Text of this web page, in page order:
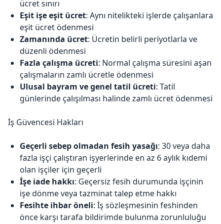
ücret sınırı
Eşit işe eşit ücret: Aynı nitelikteki işlerde çalışanlara
eşit ücret ödenmesi
Zamanında ücret: Ücretin belirli periyotlarla ve
düzenli ödenmesi
Fazla çalışma ücreti: Normal çalışma süresini aşan
çalışmaların zamlı ücretle ödenmesi
Ulusal bayram ve genel tatil ücreti: Tatil
günlerinde çalışılması halinde zamlı ücret ödenmesi
İş Güvencesi Hakları
Geçerli sebep olmadan fesih yasağı: 30 veya daha
fazla işçi çalıştıran işyerlerinde en az 6 aylık kıdemi
olan işçiler için geçerli
İşe iade hakkı: Geçersiz fesih durumunda işçinin
işe dönme veya tazminat talep etme hakkı
Fesihte ihbar öneli: İş sözleşmesinin feshinden
önce karşı tarafa bildirimde bulunma zorunluluğu